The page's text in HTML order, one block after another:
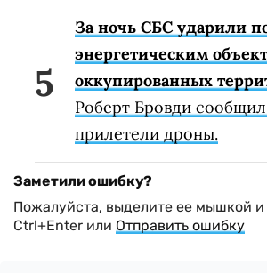
За ночь СБС ударили
энергетическим
оккупированных
Роберт Бровди
прилетели дроны.
Заметили ошибку?
Пожалуйста, выделите ее мышкой
Ctrl+Enter или Отправить ошибку